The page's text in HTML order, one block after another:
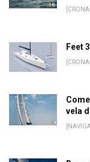
Feet
vela